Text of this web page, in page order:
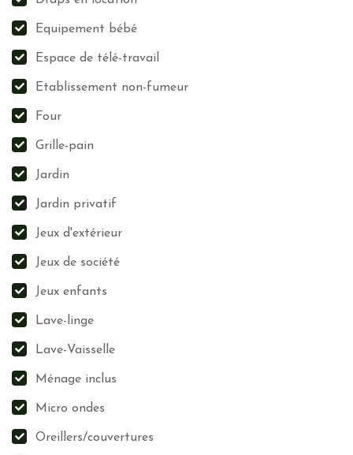
Equipement bébé
Espace de télé-travail
Etablissement non-fumeur
Four
Grille-pain
Jardin
Jardin privatif
Jeux d'extérieur
Jeux de société
Jeux enfants
Lave-linge
Lave-Vaisselle
Ménage inclus
Micro ondes
Oreillers/couvertures